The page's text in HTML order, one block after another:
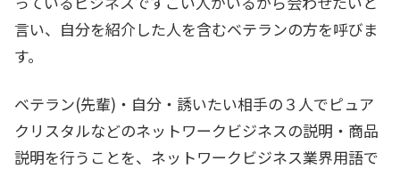
言い、自分を紹介した人を含むベテランの方を呼びま
す。
ベテラン(先輩)・自分・誘いたい相手の３人でピュア
クリスタルなどのネットワークビジネスの説明・商品
説明を行うことを、ネットワークビジネス業界用語で